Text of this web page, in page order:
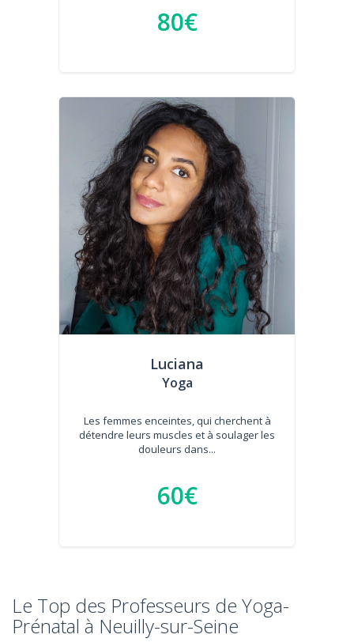
80€
Luciana
Yoga
Les femmes enceintes, qui cherchent à
détendre leurs muscles et à soulager les
douleurs dans...
60€
Le Top des Professeurs de Yoga-
Prénatal à Neuilly-sur-Seine